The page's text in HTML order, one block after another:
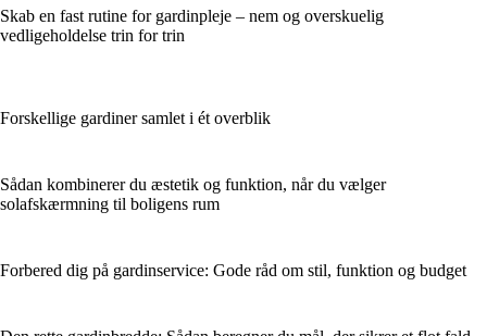
Skab en fast rutine for gardinpleje – nem og overskuelig
vedligeholdelse trin for trin
Forskellige gardiner samlet i ét overblik
Sådan kombinerer du æstetik og funktion, når du vælger
solafskærmning til boligens rum
Forbered dig på gardinservice: Gode råd om stil, funktion og budget